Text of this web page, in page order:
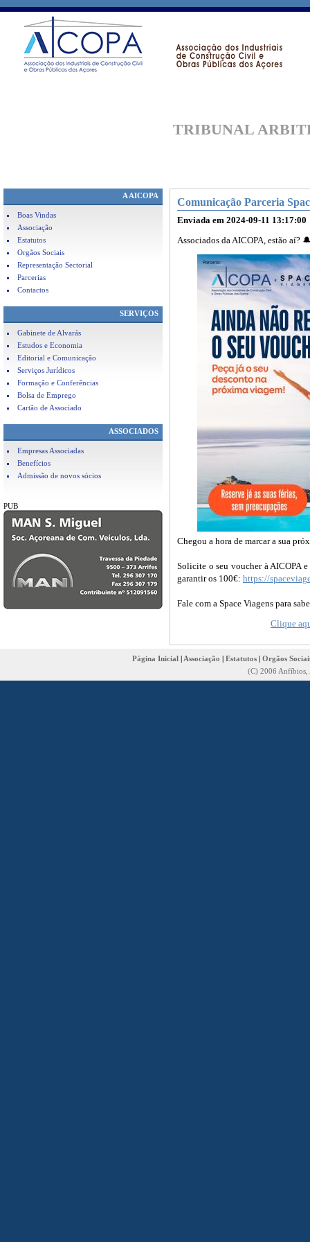
TRIBUNAL
A AICOPA
Boas Vindas
Associação
Estatutos
Orgãos Sociais
Representação Sectorial
Parcerias
Contactos
SERVIÇOS
Gabinete de Alvarás
Estudos e Economia
Editorial e Comunicação
Serviços Jurídicos
Formação e Conferências
Bolsa de Emprego
Cartão de Associado
ASSOCIADOS
Empresas Associadas
Benefícios
Admissão de novos sócios
PUB
Comunicação Parceria
Enviada em 2024-09-11 13:17:00
Associados da AICOPA, estão aí?
Chegou a hora de marcar a sua
Solicite o seu voucher à AICOPA
garantir os 100€: https://
Fale com a Space Viagens para
Clique
Página Inicial| Associação | Estatutos| Orgãos
(C) 2006 Anfíbios,